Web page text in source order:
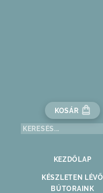
KOSÁR
KEZDŐLAP
KÉSZLETEN LÉVŐ
BÚTORAINK